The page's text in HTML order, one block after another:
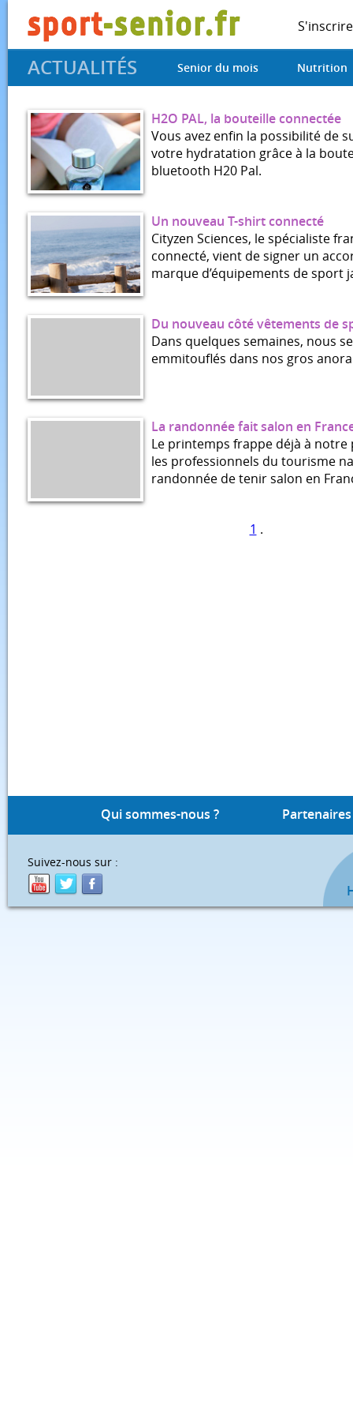
S'inscrire
ACTUALITÉS Senior du mois Nutrition
H2O PAL, la bouteille connectée
Vous avez enfin la possibilité de
votre hydratation grâce à la
bluetooth H20 Pal.
Un nouveau T-shirt connecté
Cityzen Sciences, le spécialiste
connecté, vient de signer un
marque d’équipements de sport
Du nouveau côté vêtements de
Dans quelques semaines, nous
emmitouflés dans nos gros
La randonnée fait salon en
Le printemps frappe déjà à notre
les professionnels du tourisme
randonnée de tenir salon en
1 .
Qui sommes-nous ? Partenaires
Suivez-nous sur :